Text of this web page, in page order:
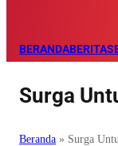
BERANDABERITA
Surga
Beranda » Surga